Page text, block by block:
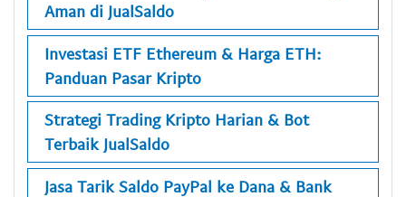
Aman di JualSaldo
Investasi ETF Ethereum & Harga ETH:
Panduan Pasar Kripto
Strategi Trading Kripto Harian & Bot
Terbaik JualSaldo
Jasa Tarik Saldo PayPal ke Dana & Bank